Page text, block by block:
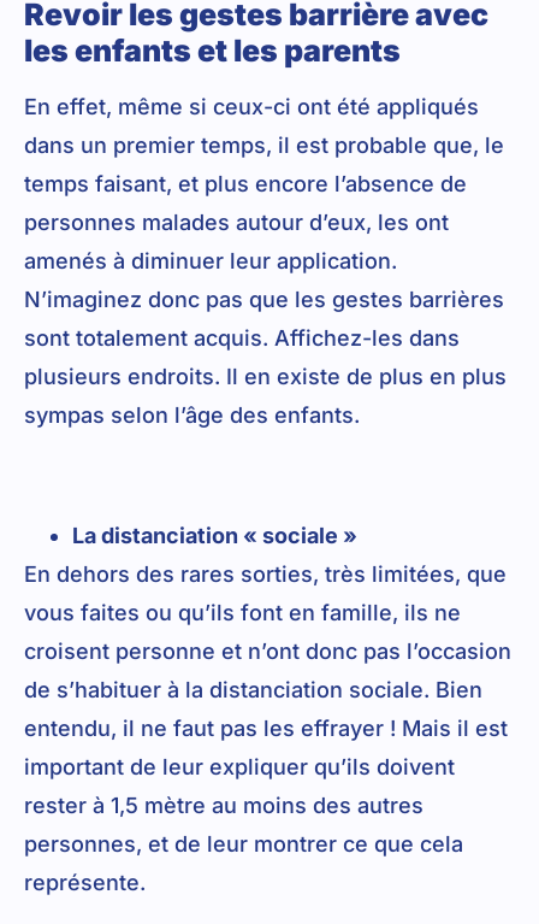
Revoir les gestes barrière avec
les enfants et les parents
En effet, même si ceux-ci ont été appliqués
dans un premier temps, il est probable que, le
temps faisant, et plus encore l’absence de
personnes malades autour d’eux, les ont
amenés à diminuer leur application.
N’imaginez donc pas que les gestes barrières
sont totalement acquis. Affichez-les dans
plusieurs endroits. Il en existe de plus en plus
sympas selon l’âge des enfants.
La distanciation « sociale »
En dehors des rares sorties, très limitées, que
vous faites ou qu’ils font en famille, ils ne
croisent personne et n’ont donc pas l’occasion
de s’habituer à la distanciation sociale. Bien
entendu, il ne faut pas les effrayer ! Mais il est
important de leur expliquer qu’ils doivent
rester à 1,5 mètre au moins des autres
personnes, et de leur montrer ce que cela
représente.